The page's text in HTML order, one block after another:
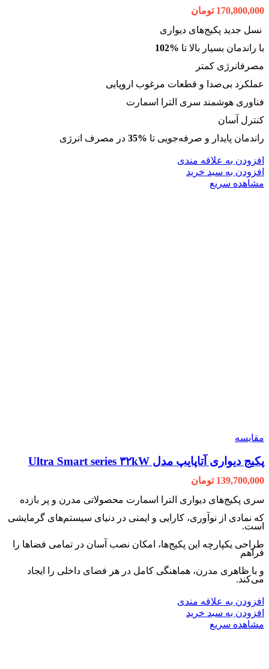
170,800,000 تومان
نسل جدید پکیج‌های دیواری
با راندمان بسیار بالا تا %102
مصرفانرژی کمتر
عملکرد بی‌صدا و قطعات مرغوب اروپایی
فناوری هوشمند سری الترا اسمارت
کنترل آسان
راندمان پایدار و صرفه‌جویی تا %35 در مصرف انرژی
افزودن به علاقه مندی
افزودن به سبد خرید
مشاهده سریع
مقایسه
پکیج دیواری آتاپایپ مدل Ultra Smart series ۳۲kW
139,700,000 تومان
سری پکیج‌های دیواری الترا اسمارت محصولاتی مدرن و پر بازده
که نمادی از نوآوری، کارایی و ایمنی در دنیای سیستم‌های گرمایشی
است.
طراحی یکپارچه این پکیج‌ها، امکان نصب آسان در تمامی فضاها را
فراهم
و با ظاهری مدرن، هماهنگی کامل در هر فضای داخلی را ایجاد
می‌کند.
افزودن به علاقه مندی
افزودن به سبد خرید
مشاهده سریع